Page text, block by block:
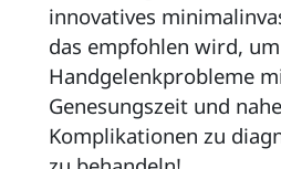
innovatives
das empfohlen wird,
Handgelenkprobleme
Genesungszeit und
Komplikationen zu